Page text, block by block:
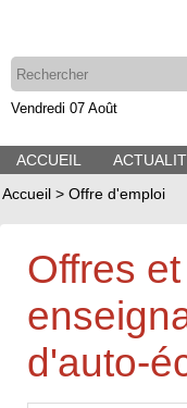
Vendredi 07 Août
ACCUEIL
Accueil > Offre d'emploi
Offres
d'auto-